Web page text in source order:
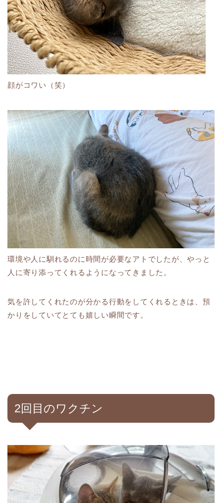
顔がコワい（笑）
環境や人に馴れるのに時間が必要なアトでしたが、やっと
人に寄り添ってくれるようになってきました。
気を許してくれたのが分かる行動をしてくれるときは、預
かりをしていてとても嬉しい瞬間です。
2回目のワクチン